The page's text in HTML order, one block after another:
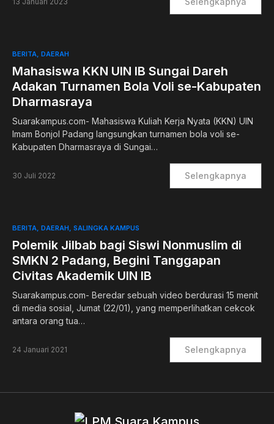
BERITA DAERAH
Mahasiswa KKN UIN IB Sungai Dareh
Adakan Turnamen Bola Voli se-Kabupaten
Dharmasraya
Suarakampus.com- Mahasiswa Kuliah Kerja Nyata (KKN) UIN
Imam Bonjol Padang langsungkan turnamen bola voli se-
Kabupaten Dharmasraya di Sungai…
30 Juli 2022 Selengkapnya
BERITA DAERAH SALINGKA KAMPUS
Polemik Jilbab bagi Siswi Nonmuslim di
SMKN 2 Padang, Begini Tanggapan
Civitas Akademik UIN IB
Suarakampus.com- Beredar sebuah video berdurasi 15 menit
di media sosial, Jumat (22/01), yang memperlihatkan cekcok
antara orang tua…
24 Januari 2021 Selengkapnya